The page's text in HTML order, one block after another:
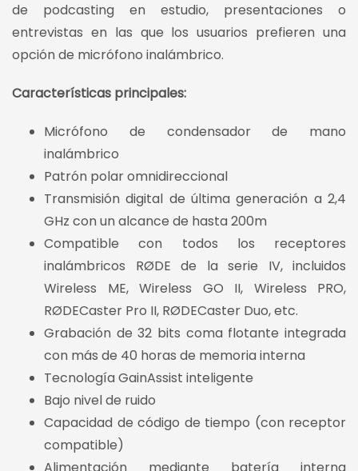
de podcasting en estudio, presentaciones o
entrevistas en las que los usuarios prefieren una
opción de micrófono inalámbrico.
Características principales:
Micrófono de condensador de mano
inalámbrico
Patrón polar omnidireccional
Transmisión digital de última generación a 2,4
GHz con un alcance de hasta 200m
Compatible con todos los receptores
inalámbricos RØDE de la serie IV, incluidos
Wireless ME, Wireless GO II, Wireless PRO,
RØDECaster Pro II, RØDECaster Duo, etc.
Grabación de 32 bits coma flotante integrada
con más de 40 horas de memoria interna
Tecnología GainAssist inteligente
Bajo nivel de ruido
Capacidad de código de tiempo (con receptor
compatible)